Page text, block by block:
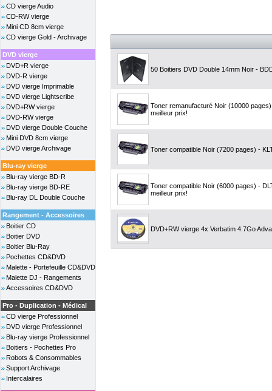
CD vierge Audio
CD-RW vierge
Mini CD 8cm vierge
CD vierge Gold - Archivage
DVD vierge
DVD+R vierge
DVD-R vierge
DVD vierge Imprimable
DVD vierge Lightscribe
DVD+RW vierge
DVD-RW vierge
DVD vierge Double Couche
Mini DVD 8cm vierge
DVD vierge Archivage
Blu-ray vierge
Blu-ray vierge BD-R
Blu-ray vierge BD-RE
Blu-ray DL Double Couche
Rangement - Accessoires
Boitier CD
Boitier DVD
Boitier Blu-Ray
Pochettes CD&DVD
Malette - Portefeuille CD&DVD
Malette DJ - Rangements
Accessoires CD&DVD
Pro - Duplication - Médical
CD vierge Professionnel
DVD vierge Professionnel
Blu-ray vierge Professionnel
Boitiers - Pochettes Pro
Robots & Consommables
Support Archivage
Intercalaires
50 Boitiers DVD Double 14mm Noir -
Toner remanufacturé Noir (10000
meilleur prix!
Toner compatible Noir (7200 pages) -
Toner compatible Noir (6000 pages) -
meilleur prix!
DVD+RW vierge 4x Verbatim 4.7Go